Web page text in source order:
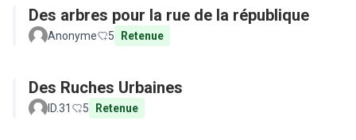
Des arbres pour la rue de la république
Anonyme 5 Retenue
Des Ruches Urbaines
ID.31 5 Retenue